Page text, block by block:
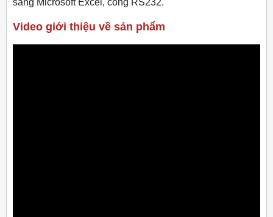
sang Microsoft Excel, cổng RS232.
Video giới thiệu về sản phẩm